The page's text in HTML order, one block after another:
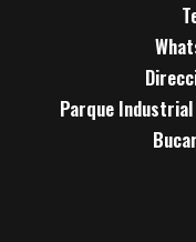
Parque